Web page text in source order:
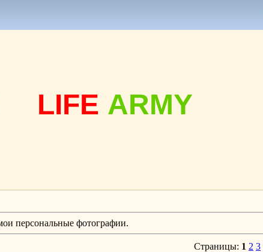
LIFE ARMY
персональные фотографии.
Страницы: 1 2 3